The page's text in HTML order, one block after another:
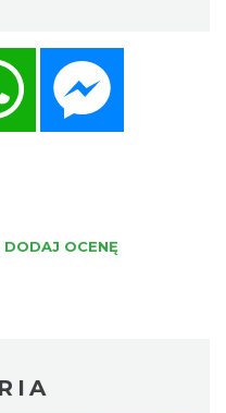
DODAJ OCENĘ